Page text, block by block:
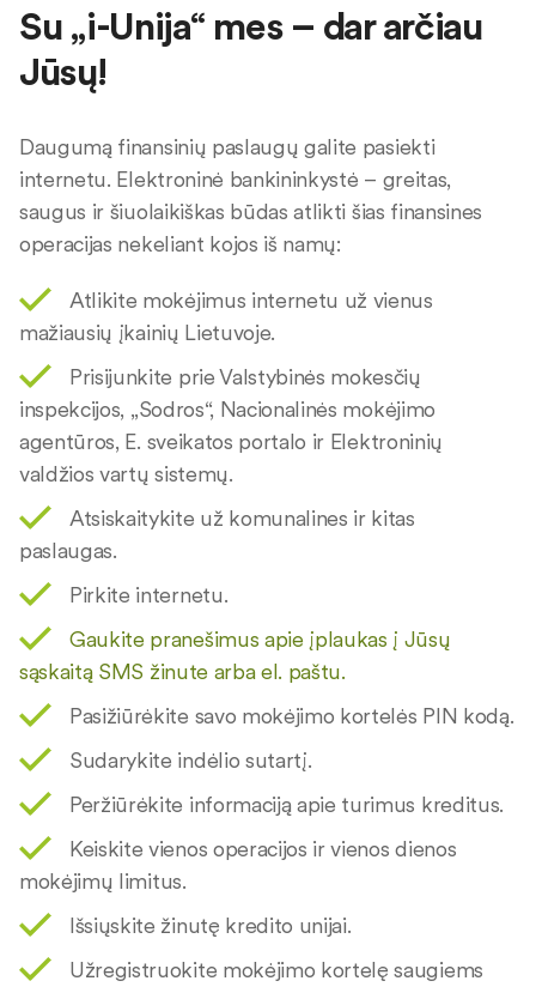
Su „i-Unija“ mes – dar arčiau
Jūsų!
Daugumą finansinių paslaugų galite pasiekti
internetu. Elektroninė bankininkystė – greitas,
saugus ir šiuolaikiškas būdas atlikti šias finansines
operacijas nekeliant kojos iš namų:
Atlikite mokėjimus internetu už vienus
mažiausių įkainių Lietuvoje.
Prisijunkite prie Valstybinės mokesčių
inspekcijos, „Sodros“, Nacionalinės mokėjimo
agentūros, E. sveikatos portalo ir Elektroninių
valdžios vartų sistemų.
Atsiskaitykite už komunalines ir kitas
paslaugas.
Pirkite internetu.
Gaukite pranešimus apie įplaukas į Jūsų
sąskaitą SMS žinute arba el. paštu.
Pasižiūrėkite savo mokėjimo kortelės PIN kodą.
Sudarykite indėlio sutartį.
Peržiūrėkite informaciją apie turimus kreditus.
Keiskite vienos operacijos ir vienos dienos
mokėjimų limitus.
Išsiųskite žinutę kredito unijai.
Užregistruokite mokėjimo kortelę saugiems